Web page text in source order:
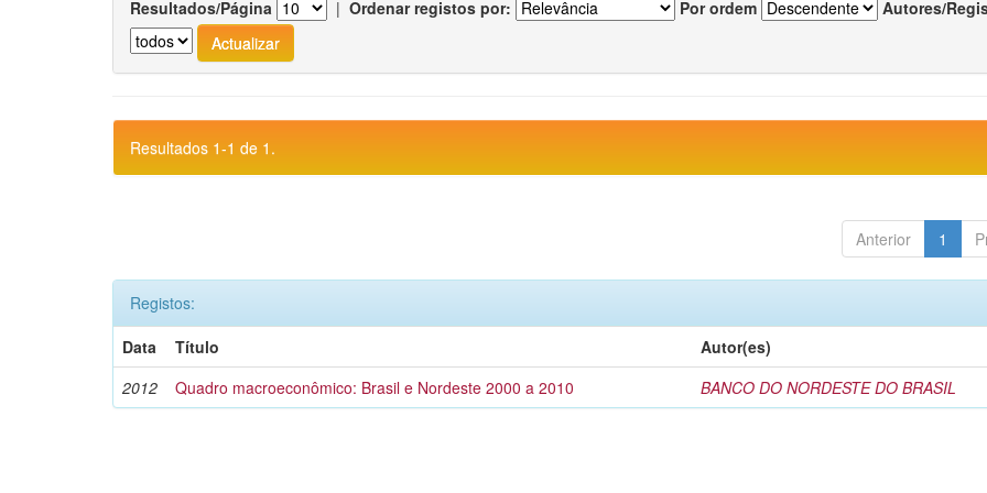
Resultados/Página | Ordenar registos por: Por ordem Autores/
Resultados 1-1 de 1.
Anterior 1
Registos:
Data
Título
Autor(es)
2012
Quadro macroeconômico: Brasil e Nordeste 2000 a 2010 BANCO DO NORDESTE DO BRASIL